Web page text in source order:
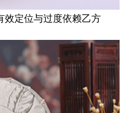
效定位与过度依赖乙方